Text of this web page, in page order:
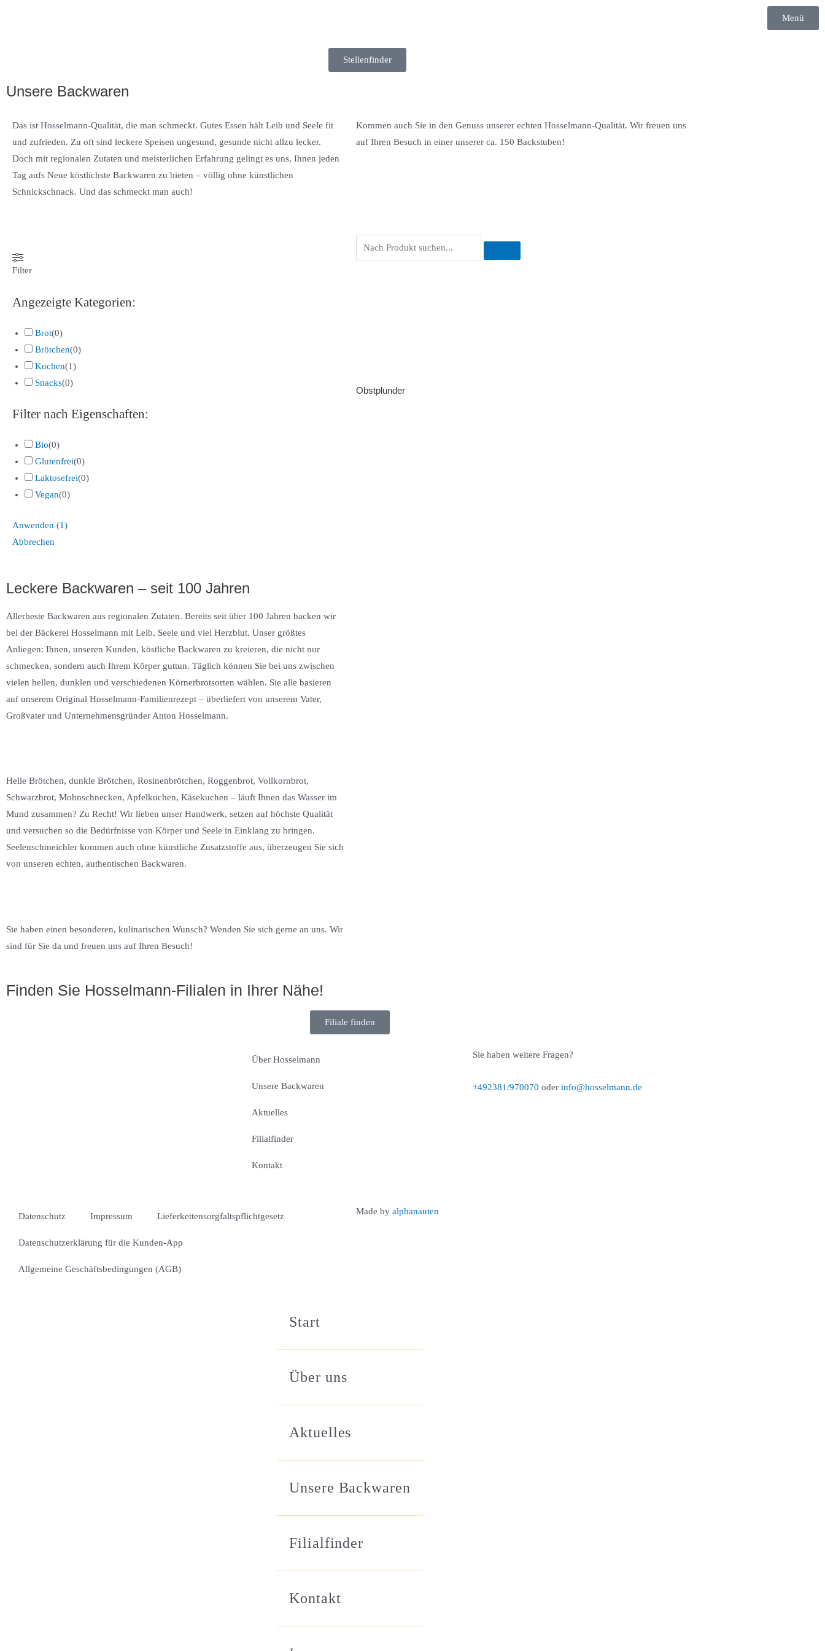
Stellenfinder
Menü
Unsere Backwaren
Das ist Hosselmann-Qualität, die man schmeckt. Gutes Essen hält Leib und Seele fit
und zufrieden. Zu oft sind leckere Speisen ungesund, gesunde nicht allzu lecker.
Doch mit regionalen Zutaten und meisterlichen Erfahrung gelingt es uns, Ihnen jeden
Tag aufs Neue köstlichste Backwaren zu bieten – völlig ohne künstlichen
Schnickschnack. Und das schmeckt man auch!
Kommen auch Sie in den Genuss unserer echten Hosselmann-Qualität. Wir freuen uns
auf Ihren Besuch in einer unserer ca. 150 Backstuben!
Filter
Angezeigte Kategorien:
Brot(0)
Brötchen(0)
Kuchen(1)
Snacks(0)
Filter nach Eigenschaften:
Bio(0)
Glutenfrei(0)
Laktosefrei(0)
Vegan(0)
Anwenden (1)
Abbrechen
Obstplunder
Leckere Backwaren – seit 100 Jahren
Allerbeste Backwaren aus regionalen Zutaten. Bereits seit über 100 Jahren backen wir
bei der Bäckerei Hosselmann mit Leib, Seele und viel Herzblut. Unser größtes
Anliegen: Ihnen, unseren Kunden, köstliche Backwaren zu kreieren, die nicht nur
schmecken, sondern auch Ihrem Körper guttun. Täglich können Sie bei uns zwischen
vielen hellen, dunklen und verschiedenen Körnerbrotsorten wählen. Sie alle basieren
auf unserem Original Hosselmann-Familienrezept – überliefert von unserem Vater,
Großvater und Unternehmensgründer Anton Hosselmann.
Helle Brötchen, dunkle Brötchen, Rosinenbrötchen, Roggenbrot, Vollkornbrot,
Schwarzbrot, Mohnschnecken, Apfelkuchen, Käsekuchen – läuft Ihnen das Wasser im
Mund zusammen? Zu Recht! Wir lieben unser Handwerk, setzen auf höchste Qualität
und versuchen so die Bedürfnisse von Körper und Seele in Einklang zu bringen.
Seelenschmeichler kommen auch ohne künstliche Zusatzstoffe aus, überzeugen Sie sich
von unseren echten, authentischen Backwaren.
Sie haben einen besonderen, kulinarischen Wunsch? Wenden Sie sich gerne an uns. Wir
sind für Sie da und freuen uns auf Ihren Besuch!
Finden Sie Hosselmann-Filialen in Ihrer Nähe!
Filiale finden
Über Hosselmann
Unsere Backwaren
Aktuelles
Filialfinder
Kontakt
Sie haben weitere Fragen?
+492381/970070 oder info@hosselmann.de
Datenschutz Impressum Lieferkettensorgfaltspflichtgesetz
Datenschutzerklärung für die Kunden-App
Allgemeine Geschäftsbedingungen (AGB)
Made by alphanauten
Start
Über uns
Aktuelles
Unsere Backwaren
Filialfinder
Kontakt